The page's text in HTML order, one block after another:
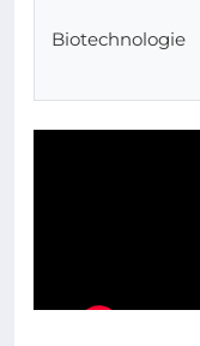
Biotechnologie